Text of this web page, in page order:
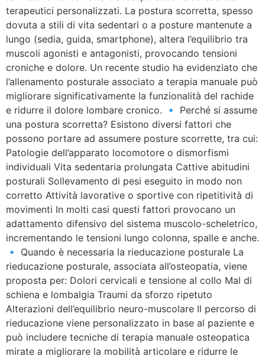
terapeutici personalizzati. La postura scorretta, spesso
dovuta a stili di vita sedentari o a posture mantenute a
lungo (sedia, guida, smartphone), altera l’equilibrio tra
muscoli agonisti e antagonisti, provocando tensioni
croniche e dolore. Un recente studio ha evidenziato che
l’allenamento posturale associato a terapia manuale può
migliorare significativamente la funzionalità del rachide
e ridurre il dolore lombare cronico. 🔹 Perché si assume
una postura scorretta? Esistono diversi fattori che
possono portare ad assumere posture scorrette, tra cui:
Patologie dell’apparato locomotore o dismorfismi
individuali Vita sedentaria prolungata Cattive abitudini
posturali Sollevamento di pesi eseguito in modo non
corretto Attività lavorative o sportive con ripetitività di
movimenti In molti casi questi fattori provocano un
adattamento difensivo del sistema muscolo-scheletrico,
incrementando le tensioni lungo colonna, spalle e anche.
🔹 Quando è necessaria la rieducazione posturale La
rieducazione posturale, associata all’osteopatia, viene
proposta per: Dolori cervicali e tensione al collo Mal di
schiena e lombalgia Traumi da sforzo ripetuto
Alterazioni dell’equilibrio neuro-muscolare Il percorso di
rieducazione viene personalizzato in base al paziente e
può includere tecniche di terapia manuale osteopatica
mirate a migliorare la mobilità articolare e ridurre le